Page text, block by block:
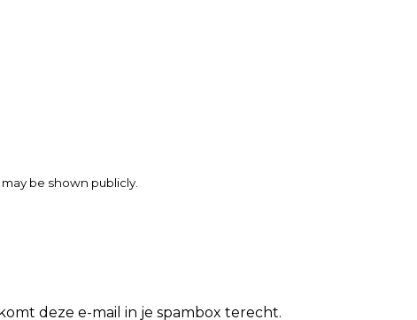
be shown publicly.
deze e-mail in je spambox terecht.